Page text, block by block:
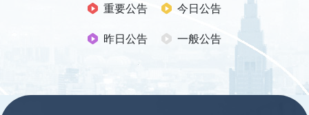
重要公告
今日公告
昨日公告
一般公告